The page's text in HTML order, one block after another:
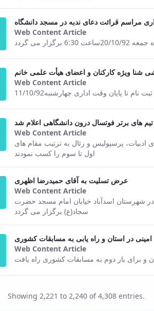
مراسم قرائت دعای ندبه در مسجد دانشگاه
Web Content Article
This result comes
می گردد
شنا ویژه کارکنان و اعضای هیأت علمی خانم
Web Content Article
This result comes
نام تا پایان وقت اداری چهارشنبه11/10/92
تیم های برتر فوتسال درون دانشگاهی اعلام شد
Web Content Article
This result
روز پنجشنبه 21/9/92 برگزار گردید، تیم های ادبیات، پرسپولیس و رئال به ترتیب مقام های
اول تا سوم را کسب نمودند
عرض تسلیت به آقای حمیدرضا اظهری
Web Content Article
This result comes
پدر آفای حمیدرضا اظهری پنجشنبه5/10/92 ساعت14:30 تا 16:30 واقع در شهرستان اسدآباد خیابان امام مسجد حضرت
سجاد(ع) برگزار می گردد
امینی در استان و راه یابی به مسابقات کشوری
Web Content Article
This result
و برای بار دوم به مسابقات کشوری راه یافت
Showing 2,221 to 2,240 of 4,308 entries.